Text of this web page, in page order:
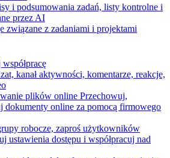
i podsumowania zadań, listy kontrolne i
przez AI
związane z zadaniami i projektami
kanał aktywności, komentarze, reakcje,
plików online Przechowuj,
dokumenty online za pomocą firmowego
robocze, zaproś użytkowników
ustawienia dostępu i współpracuj nad